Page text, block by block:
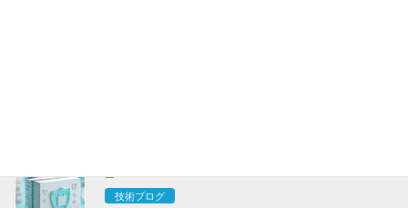
技術ブログ